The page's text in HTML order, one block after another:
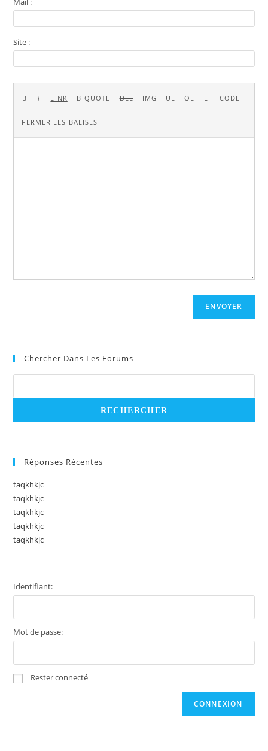
Site :
ENVOYER
Chercher Dans Les Forums
Réponses Récentes
taqkhkjc
taqkhkjc
taqkhkjc
taqkhkjc
taqkhkjc
Identifiant:
Mot de passe:
Rester connecté
CONNEXION